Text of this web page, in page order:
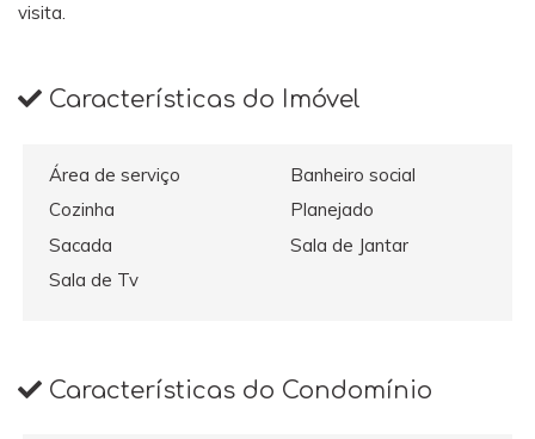
visita.
Características do Imóvel
Área de serviço
Banheiro social
Cozinha
Planejado
Sacada
Sala de Jantar
Sala de Tv
Características do Condomínio